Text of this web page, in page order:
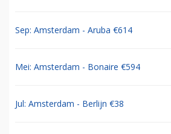
Sep: Amsterdam - Aruba €614
Mei: Amsterdam - Bonaire €594
Jul: Amsterdam - Berlijn €38